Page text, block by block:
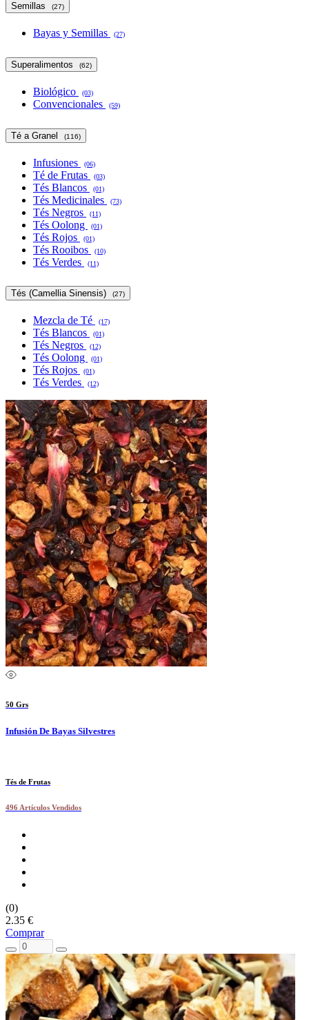
Semillas (27)
Bayas y Semillas (27)
Superalimentos (62)
Biológico (03)
Convencionales (59)
Té a Granel (116)
Infusiones (06)
Té de Frutas (03)
Tés Blancos (01)
Tés Medicinales (73)
Tés Negros (11)
Tés Oolong (01)
Tés Rojos (01)
Tés Rooibos (10)
Tés Verdes (11)
Tés (Camellia Sinensis) (27)
Mezcla de Té (17)
Tés Blancos (01)
Tés Negros (12)
Tés Oolong (01)
Tés Rojos (01)
Tés Verdes (12)
50 Grs
Infusión De Bayas Silvestres
Tés de Frutas
496 Artículos Vendidos
(0)
2.35 €
Comprar